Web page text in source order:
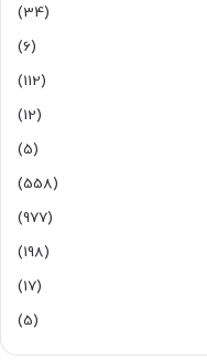
(34)
(6)
(112)
(12)
(5)
(558)
(977)
(198)
(17)
(5)